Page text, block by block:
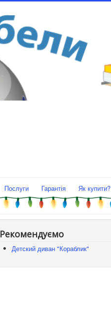
Послуги Гарантія Як купити?
Рекомендуємо
Детский диван "Кораблик"